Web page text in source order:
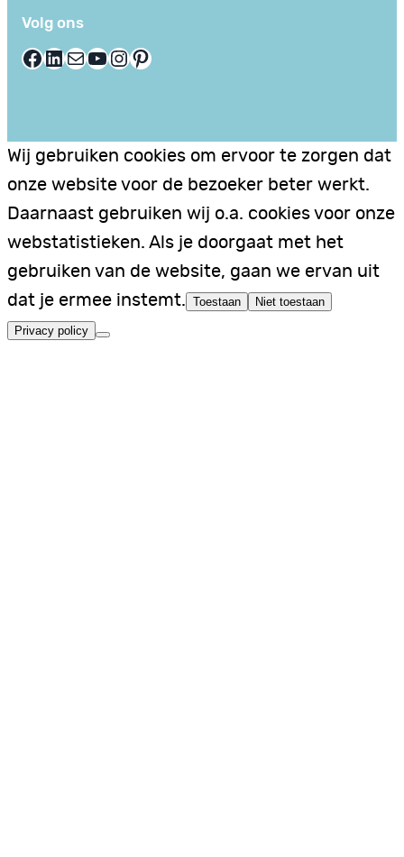
Volg ons
Facebook LinkedIn E-mail YouTube InstagramPinterest
Wij gebruiken cookies om ervoor te zorgen dat
onze website voor de bezoeker beter werkt.
Daarnaast gebruiken wij o.a. cookies voor onze
webstatistieken. Als je doorgaat met het
gebruiken van de website, gaan we ervan uit
dat je ermee instemt. Toestaan Niet toestaan
Privacy policy